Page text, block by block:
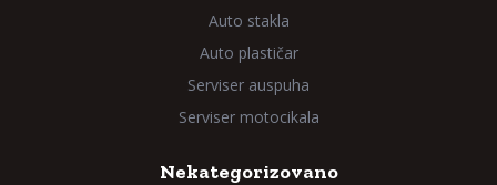
Auto stakla
Auto plastičar
Serviser auspuha
Serviser motocikala
Nekategorizovano